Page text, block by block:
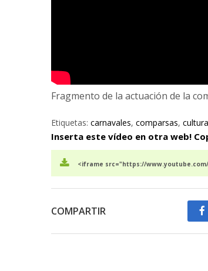
Fragmento de la actuación de la
Etiquetas: carnavales, comparsas, cultura
Inserta este vídeo en otra web!
<iframe src="https://
COMPARTIR